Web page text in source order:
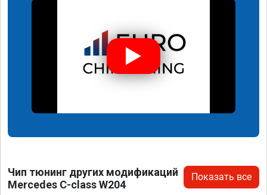
Чип тюнинг других модификаций
Mercedes C-class W204
Показать все